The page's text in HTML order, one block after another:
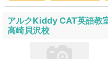
アルクKiddy CAT英語教
高崎貝沢校